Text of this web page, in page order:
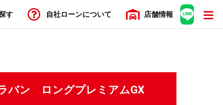
す 自社ローンについて 店舗情報
バン ロングプレミアムGX